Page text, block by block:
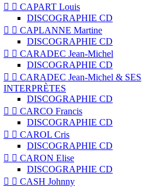
  CAPART Louis
DISCOGRAPHIE CD
  CAPLANNE Martine
DISCOGRAPHIE CD
  CARADEC Jean-Michel
DISCOGRAPHIE CD
  CARADEC Jean-Michel & SES
INTERPRÈTES
DISCOGRAPHIE CD
  CARCO Francis
DISCOGRAPHIE CD
  CAROL Cris
DISCOGRAPHIE CD
  CARON Elise
DISCOGRAPHIE CD
  CASH Johnny